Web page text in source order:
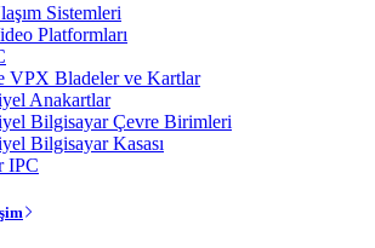
Sistemleri
Platformları
VPX Bladeler ve Kartlar
Anakartlar
Bilgisayar Çevre Birimleri
Bilgisayar Kasası
IPC